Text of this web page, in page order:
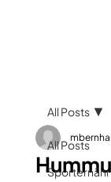
All Posts
All Posts